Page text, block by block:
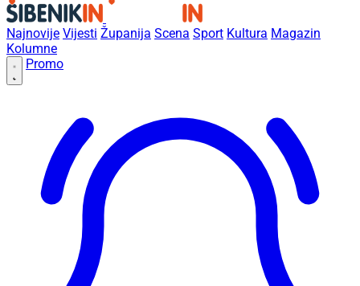
Najnovije Vijesti Županija Scena Sport Kultura Magazin
Kolumne
Promo